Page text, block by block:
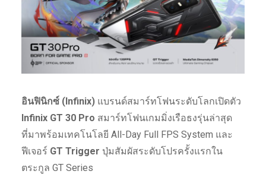
อินฟินิกซ์ (Infinix)แบรนด์สมาร์ทโฟนระดับโลกเปิดตัว
Infinix GT 30 Pro สมาร์ทโฟนเกมมิ่งเรือธงรุ่นล่าสุด
ที่มาพร้อมเทคโนโลยี All-Day Full FPS System และ
ฟีเจอร์ GT Trigger ปุ่มสัมผัสระดับโปรครั้งแรกใน
ตระกูล GT Series